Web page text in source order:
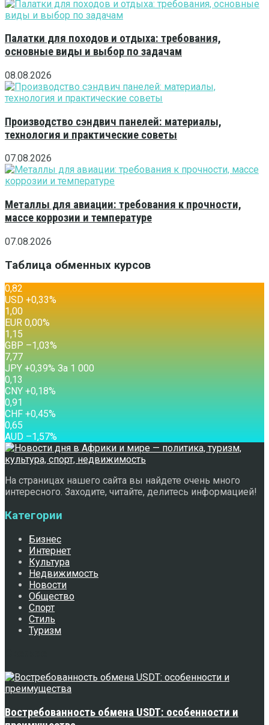
Палатки для походов и отдыха: требования,
основные виды и выбор по задачам
08.08.2026
Производство сэндвич панелей: материалы,
технология и практические советы
07.08.2026
Металлы для авиации: требования к прочности,
массе коррозии и температуре
07.08.2026
Таблица обменных курсов
0,82
USD +0,33%
1,00
EUR 0,00%
1,15
GBP –1,03%
7,77
JPY +0,39% За 1 000
0,13
CNY +0,18%
0,91
CHF +0,45%
0,65
AUD –1,57%
На страницах нашего сайта вы найдете очень много
интересного. Заходите, читайте, делитесь информацией!
Категории
Бизнес
Интернет
Культура
Недвижимость
Новости
Общество
Спорт
Стиль
Туризм
Востребованность обмена USDT: особенности и